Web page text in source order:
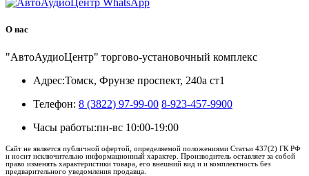
О нас
"АвтоАудиоЦентр" торгово-установочный комплекс
Адрес:Томск, Фрунзе проспект, 240а ст1
Телефон: 8 (3822) 97-99-00 8-923-457-9900
Часы работы:пн-вс 10:00-19:00
Сайт не является публичной офертой, определяемой положениями Статьи 437(2) ГК РФ
и носит исключительно информационный характер. Производитель оставляет за собой
право изменять характеристики товара, его внешний вид и и комплектность без
предварительного уведомления продавца.